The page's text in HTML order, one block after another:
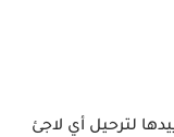
لترحيل أي لاجئ